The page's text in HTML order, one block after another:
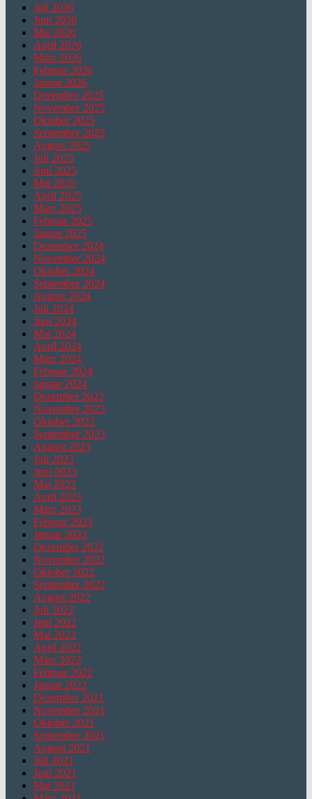
Juli 2026
Juni 2026
Mai 2026
April 2026
März 2026
Februar 2026
Januar 2026
Dezember 2025
November 2025
Oktober 2025
September 2025
August 2025
Juli 2025
Juni 2025
Mai 2025
April 2025
März 2025
Februar 2025
Januar 2025
Dezember 2024
November 2024
Oktober 2024
September 2024
August 2024
Juli 2024
Juni 2024
Mai 2024
April 2024
März 2024
Februar 2024
Januar 2024
Dezember 2023
November 2023
Oktober 2023
September 2023
August 2023
Juli 2023
Juni 2023
Mai 2023
April 2023
März 2023
Februar 2023
Januar 2023
Dezember 2022
November 2022
Oktober 2022
September 2022
August 2022
Juli 2022
Juni 2022
Mai 2022
April 2022
März 2022
Februar 2022
Januar 2022
Dezember 2021
November 2021
Oktober 2021
September 2021
August 2021
Juli 2021
Juni 2021
Mai 2021